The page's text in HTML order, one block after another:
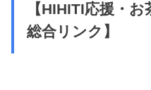
【HIHITI応援・
総合リンク】